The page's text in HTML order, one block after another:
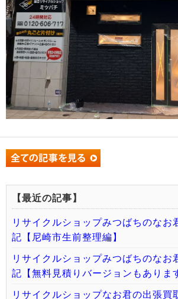
【最近の記事】
リサイクルショップみつばちのなお
記【尼崎市生前整理編】
リサイクルショップみつばちのなお
記【無料見積りバージョンもありま
リサイクルショップなお君の出張買